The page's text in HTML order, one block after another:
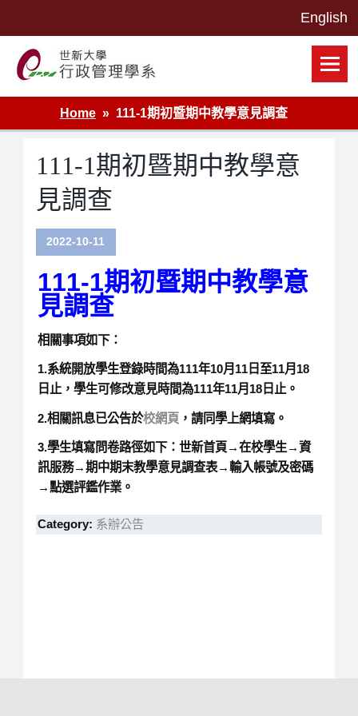
世新大學行政管理學系網站
Home
111-1期初暨期中教學意見調查
111-1期初暨期中教學意
見調查
2022-10-11
111-1期初暨期中教學意
見調查
相關事項如下：
1.系統開放學生登錄時間為111年10月 11日至11月 18
日止，學生可修改意見時間為111年11月 18日止。
2.相關訊息已公告於校網頁 ，請同學上網填寫。
3.學生填寫問卷路徑如下：世新首頁→在校學生→資
訊服務→期中期末教學意見調查表→輸入帳號及密碼
→點選評鑑作業。
Category: 系辦公告